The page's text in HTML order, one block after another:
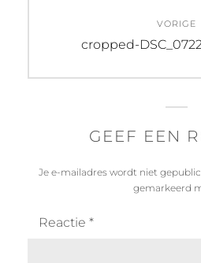
navigatie
VORIGE
Vorig
cropped-
GEEF EEN
Je e-mailadres wordt niet
gemarkeerd
Reactie *